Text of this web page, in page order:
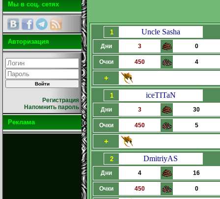
Мы в соц. сетях
Авторизация
Регистрация
Напомнить пароль
Реклама
1 Uncle Sasha
Дни 3 0
Очки 450 4
+
1 iceTITaN
Дни 3 30
Очки 450 5
+
2 DmitriyAS
Дни 4 16
Очки 450 0